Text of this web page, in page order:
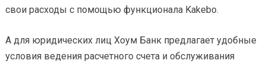
свои расходы с помощью функционала Kakebo.
А для юридических лиц Хоум Банк предлагает удобные
условия ведения расчетного счета и обслуживания